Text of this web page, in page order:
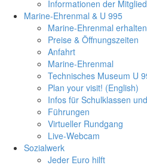
Informationen der
Marine-Ehrenmal & U 995
Marine-Ehrenmal erhalten
Preise & Öffnungszeiten
Anfahrt
Marine-Ehrenmal
Technisches Museum U
Plan your visit! (English)
Infos für Schulklassen
Führungen
Virtueller Rundgang
Live-Webcam
Sozialwerk
Jeder Euro hilft